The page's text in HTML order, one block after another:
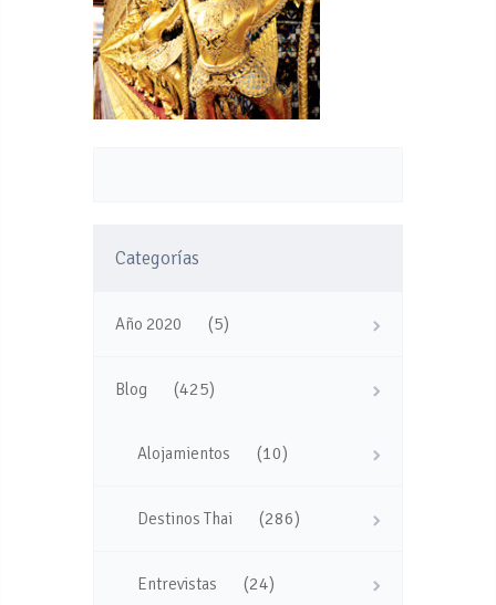
Categorías
Año 2020 (5)
Blog (425)
Alojamientos (10)
Destinos Thai (286)
Entrevistas (24)